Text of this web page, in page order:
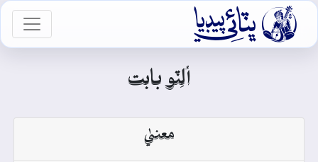

اُلِٽو بابت
معنيٰ